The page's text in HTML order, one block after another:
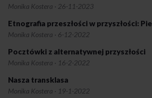
Monika Kostera · 26-11-2023
Etnografia przeszłości w przyszłości:
Monika Kostera · 6-12-2022
Pocztówki z alternatywnej przyszłości
Monika Kostera · 16-2-2022
Nasza transklasa
Monika Kostera · 19-1-2022